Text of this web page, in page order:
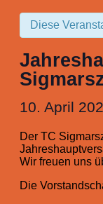
Diese
10. April
Der TC
Wir freuen uns
Die